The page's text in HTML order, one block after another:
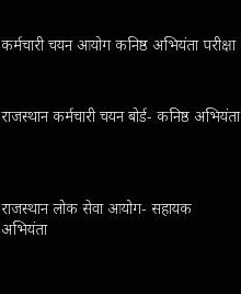
कर्मचारी चयन आयोग कनिष्ठ अभियंता परीक्षा
राजस्थान कर्मचारी चयन बोर्ड- कनिष्ठ अभियंता
राजस्थान लोक सेवा आयोग- सहायक
अभियंता